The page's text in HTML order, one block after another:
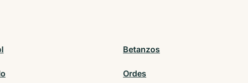
Betanzos
Ordes